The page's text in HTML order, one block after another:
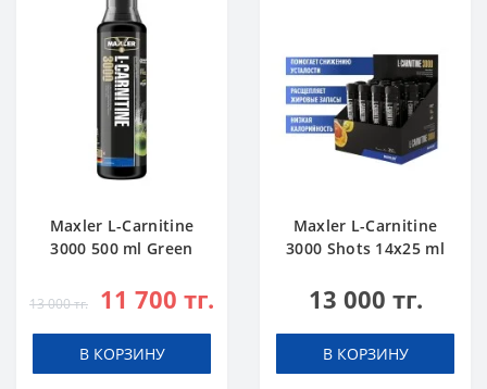
Maxler L-Carnitine
3000 500 ml Green
13 000 тг. 11 700 тг.
В КОРЗИНУ
Maxler L-Carnitine
3000 Shots 14x25 ml
13 000 тг.
В КОРЗИНУ